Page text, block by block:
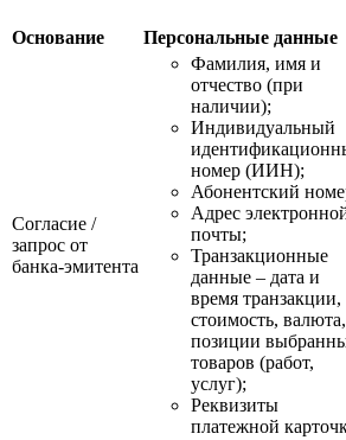
Основание Персональные данные
Согласие /
запрос от
банка‑эмитента
Фамилия, имя и
отчество (при
наличии);
Индивидуальный
номер (ИИН);
Абонентский
Адрес
почты;
Транзакционные
данные – дата и
время транзакции,
стоимость, валюта,
позиции
товаров (работ,
услуг);
Реквизиты
платежной